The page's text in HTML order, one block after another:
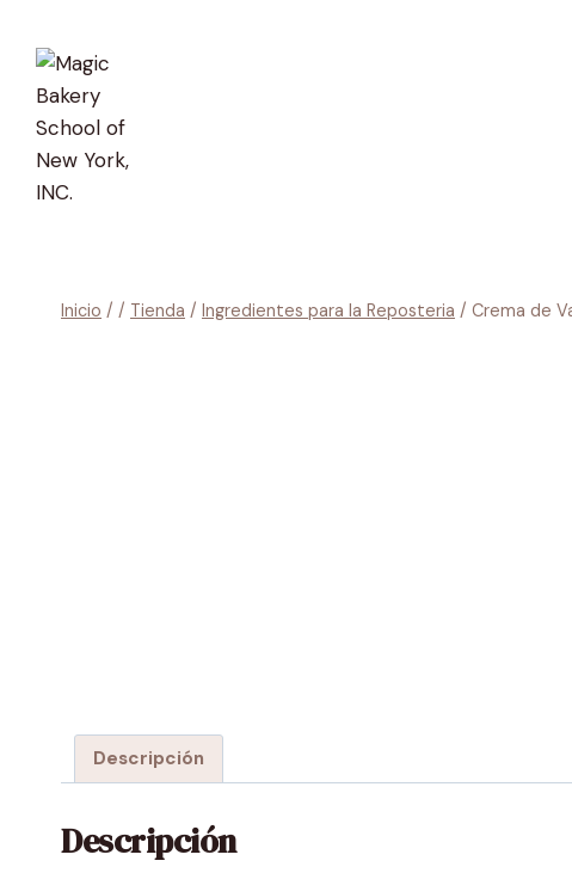
contenido
Inicio / / Tienda / Ingredientes para la Reposteria / Crema de
Descripción
Descripción